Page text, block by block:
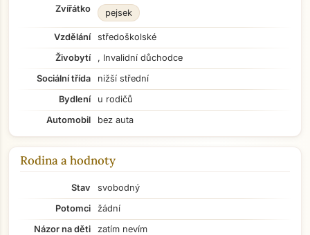
Zvířátko
pejsek
Vzdělání
středoškolské
Živobytí
, Invalidní důchodce
Sociální třída
nižší střední
Bydlení
u rodičů
Automobil
bez auta
Rodina a hodnoty
Stav
svobodný
Potomci
žádní
Názor na děti
zatím nevím